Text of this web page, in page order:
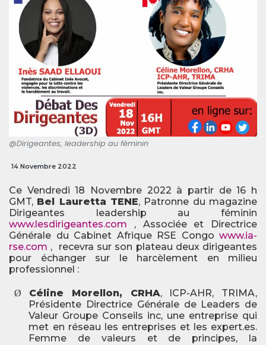
@Dirigeantes, leadership au féminin
14 Novembre 2022
Ce Vendredi 18 Novembre 2022 à partir de 16 h
GMT, Bel Lauretta TENE, Patronne du magazine
Dirigeantes leadership au féminin
www.lesdirigeantes.com , Associée et Directrice
Générale du Cabinet Afrique RSE Congo www.ia-
rse.com ,
recevra sur son plateau deux dirigeantes
pour échanger sur le harcèlement en milieu
professionnel :
Ø Céline Morellon, CRHA, ICP-AHR, TRIMA,
Présidente Directrice Générale de Leaders de
Valeur Groupe Conseils inc, une entreprise qui
met en réseau les entreprises et les expert.es.
Femme de valeurs et de principes, la